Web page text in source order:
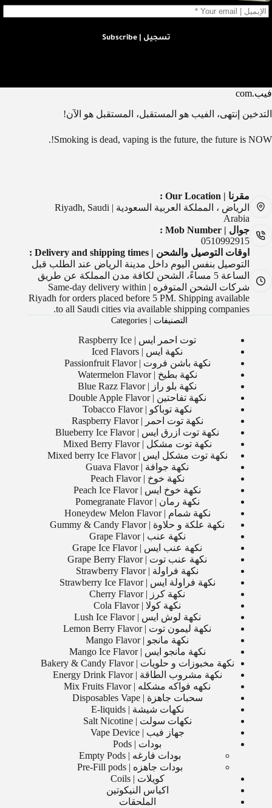
تسجيل | Subscribe
فيب.com
التدخين إنتهى، الفيب هو المستقبل، المستقبل هو الآن!
Smoking is dead, vaping is the future, the future is NOW!.
مقرنا | Our Location :
الرياض ، المملكة العربية السعودية | Riyadh, Saudi
Arabia
جوال | Mob Number :
0510992915
اوقات التوصيل والشحن | Delivery and shipping times :
التوصيل بنفس اليوم داخل مدينة الرياض عند الطلب قبل
الساعة 5 مساءً، الشحن لكافة مدن المملكة عن طريق
شركات الشحن المتوفره | Same-day delivery within
Riyadh for orders placed before 5 PM. Shipping available
to all Saudi cities via available shipping companies.
التصنيفات | Categories
توت احمر ايس | Raspberry Ice
نكهة ايس | Iced Flavors
نكهة باشن فروت | Passionfruit Flavor
نكهة بطيخ | Watermelon Flavor
نكهة بلو راز | Blue Razz Flavor
نكهة تفاحتين | Double Apple Flavor
نكهة توباكو | Tobacco Flavor
نكهة توت احمر | Raspberry Flavor
نكهة توت ازرق ايس | Blueberry Ice Flavor
نكهة توت مشكل | Mixed Berry Flavor
نكهة توت مشكل ايس | Mixed berry Ice Flavor
نكهة جوافة | Guava Flavor
نكهة خوخ | Peach Flavor
نكهة خوخ ايس | Peach Ice Flavor
نكهة رمان | Pomegranate Flavor
نكهة شمام | Honeydew Melon Flavor
نكهة علكة و حلاوة | Gummy & Candy Flavor
نكهة عنب | Grape Flavor
نكهة عنب ايس | Grape Ice Flavor
نكهة عنب توت | Grape Berry Flavor
نكهة فراولة | Strawberry Flavor
نكهة فراولة ايس | Strawberry Ice Flavor
نكهة كرز | Cherry Flavor
نكهة كولا | Cola Flavor
نكهة لوش ايس | Lush Ice Flavor
نكهة ليمون توت | Lemon Berry Flavor
نكهة مانجو | Mango Flavor
نكهة مانجو ايس | Mango Ice Flavor
نكهة مخبوزات و حلويات | Bakery & Candy Flavor
نكهة مشروب الطاقة | Energy Drink Flavor
نكهه فواكه مشكله | Mix Fruits Flavor
سحبات جاهزة | Disposables Vape
نكهات شيشة | E-liquids
نكهات سولت | Salt Nicotine
جهاز فيب | Vape Device
بودات | Pods
بودات فارغه | Empty Pods
بودات جاهزه | Pre-Fill pods
كويلات | Coils
اكياس النيكوتين
الملحقات